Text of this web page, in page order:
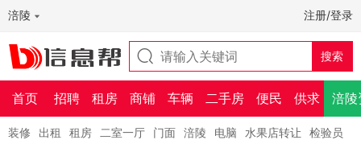
涪陵 注册/登录
首页 招聘 租房 商铺 车辆 二手房 便民 供求 涪陵
装修 出租 租房 二室一厅 门面 涪陵 电脑 水果店转让 检验员